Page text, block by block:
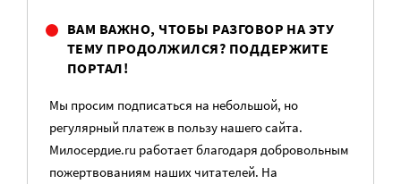
ВАМ ВАЖНО, ЧТОБЫ РАЗГОВОР НА ЭТУ
ТЕМУ ПРОДОЛЖИЛСЯ? ПОДДЕРЖИТЕ
ПОРТАЛ!
Мы просим подписаться на небольшой, но
регулярный платеж в пользу нашего сайта.
Милосердие.ru работает благодаря добровольным
пожертвованиям наших читателей. На